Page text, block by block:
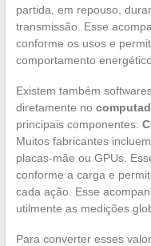
partida, em repouso,
transmissão. Esse
conforme os usos e
comportamento energético.
Existem também
diretamente no
principais componentes:
Muitos fabricantes
placas-mãe ou GPUs.
conforme a carga e
cada ação. Esse
utilmente as medições
Para converter esses